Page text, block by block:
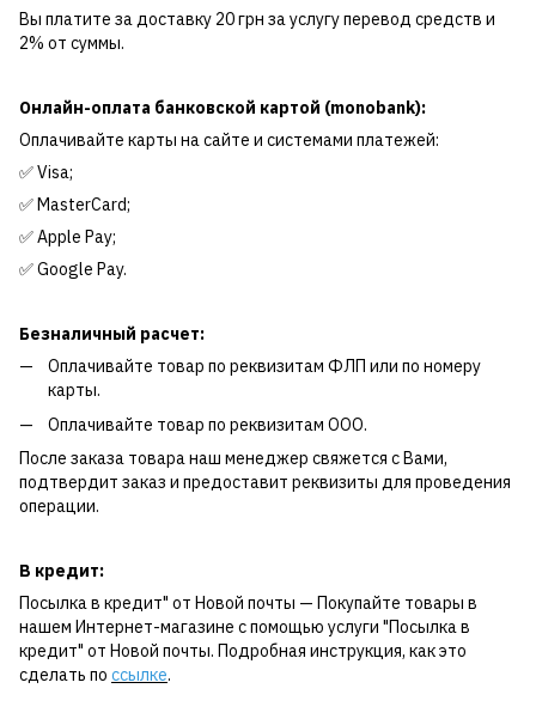
Вы платите за доставку 20 грн за услугу перевод средств и
2% от суммы.
Онлайн-оплата банковской картой (monobank):
Оплачивайте карты на сайте и системами платежей:
✅ Visa;
✅ MasterCard;
✅ Apple Pay;
✅ Google Pay.
Безналичный расчет:
Оплачивайте товар по реквизитам ФЛП или по номеру
карты.
Оплачивайте товар по реквизитам ООО.
После заказа товара наш менеджер свяжется с Вами,
подтвердит заказ и предоставит реквизиты для проведения
операции.
В кредит:
Посылка в кредит" от Новой почты — Покупайте товары в
нашем Интернет-магазине с помощью услуги "Посылка в
кредит" от Новой почты. Подробная инструкция, как это
сделать по ссылке.